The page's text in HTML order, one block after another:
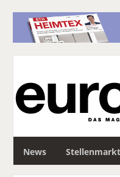
News Stellenmarkt